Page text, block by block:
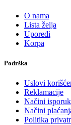
O nama
Lista želja
Uporedi
Korpa
Podrška
Uslovi
Reklamacije
Načini
Načini
Politika